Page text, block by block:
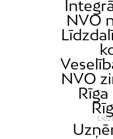
NVO
NVO
Rīga